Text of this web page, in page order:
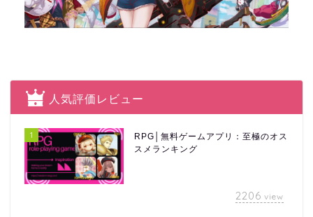
人気評価レビュー
1
RPG│無料ゲームアプリ：至極のオス
スメランキング
2206 view